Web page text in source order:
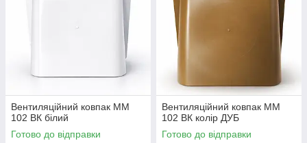
Вентиляційний ковпак ММ
102 ВК білий
Готово до відправки
Вентиляційний ковпак ММ
102 ВК колір ДУБ
Готово до відправки